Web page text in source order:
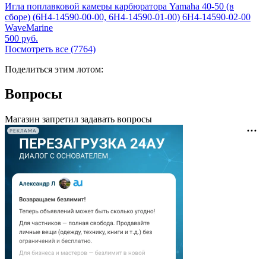
Игла поплавковой камеры карбюратора Yamaha 40-50 (в
сборе) (6H4-14590-00-00, 6H4-14590-01-00) 6H4-14590-02-00
WaveMarine
500 руб.
Посмотреть все (7764)
Поделиться этим лотом:
Вопросы
Магазин запретил задавать вопросы
РЕКЛАМА